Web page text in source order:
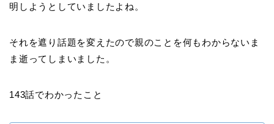
明しようとしていましたよね。
それを遮り話題を変えたので親のことを何もわからないま
ま逝ってしまいました。
143話でわかったこと